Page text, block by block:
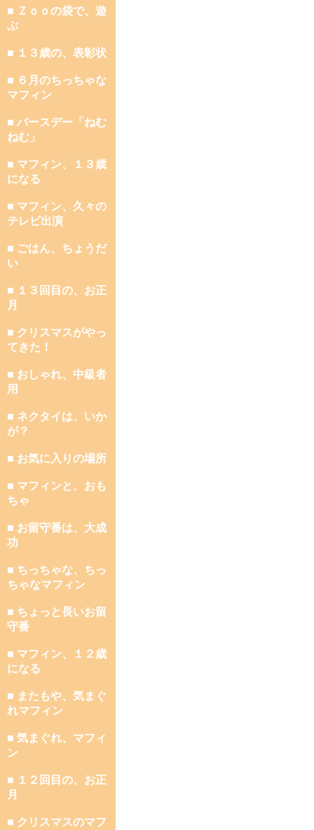
■ Ｚｏｏの袋で、遊
ぶ
■ １３歳の、表彰状
■ ６月のちっちゃな
マフィン
■ バースデー「ねむ
ねむ」
■ マフィン、１３歳
になる
■ マフィン、久々の
テレビ出演
■ ごはん、ちょうだ
い
■ １３回目の、お正
月
■ クリスマスがやっ
てきた！
■ おしゃれ、中級者
用
■ ネクタイは、いか
が？
■ お気に入りの場所
■ マフィンと、おも
ちゃ
■ お留守番は、大成
功
■ ちっちゃな、ちっ
ちゃなマフィン
■ ちょっと長いお留
守番
■ マフィン、１２歳
になる
■ またもや、気まぐ
れマフィン
■ 気まぐれ、マフィ
ン
■ １２回目の、お正
月
■ クリスマスのマフ